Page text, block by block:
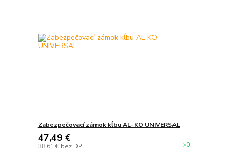
Zabezpečovací zámok kĺbu AL-KO UNIVERSAL
47,49 €
38,61 € bez DPH >0